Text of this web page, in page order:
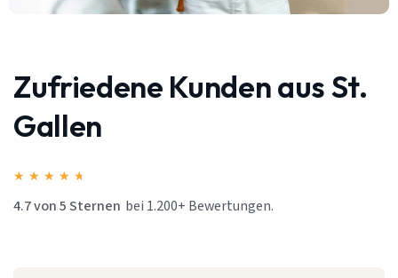
Zufriedene Kunden aus St.
Gallen
★ ★ ★ ★ ★
4.7 von 5 Sternen bei 1.200+ Bewertungen.